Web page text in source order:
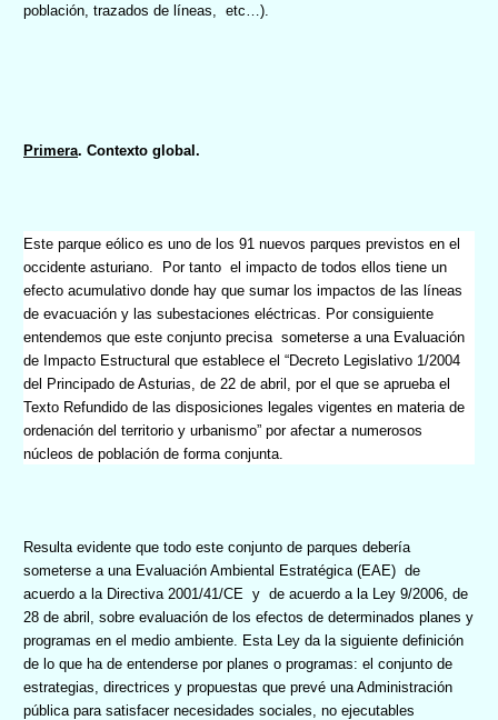
población, trazados de líneas,
etc…).
Primera. Contexto global.
Este parque eólico es uno de los 91 nuevos parques previstos en el
occidente asturiano.
Por tanto el impacto de todos ellos tiene un
efecto acumulativo donde hay que sumar los impactos de las líneas
de evacuación y las subestaciones eléctricas. Por consiguiente
entendemos que este conjunto precisa someterse a una Evaluación
de Impacto Estructural que establece el “Decreto Legislativo 1/2004
del Principado de Asturias, de 22 de abril, por el que se aprueba el
Texto Refundido de las disposiciones legales vigentes en materia de
ordenación del territorio y urbanismo” por afectar a numerosos
núcleos de población de forma conjunta.
Resulta evidente que todo este conjunto de parques debería
someterse a una Evaluación Ambiental Estratégica (EAE) de
acuerdo a la Directiva 2001/41/CE y de acuerdo a la Ley 9/2006, de
28 de abril, sobre evaluación de los efectos de determinados planes y
programas en el medio ambiente. Esta Ley da la siguiente definición
de lo que ha de entenderse por planes o programas: el conjunto de
estrategias, directrices y propuestas que prevé una Administración
pública para satisfacer necesidades sociales, no ejecutables